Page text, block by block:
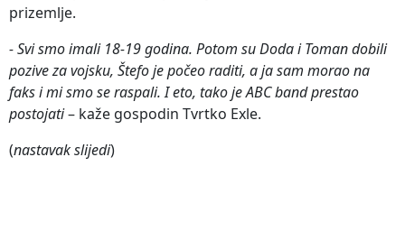
prizemlje.
- Svi smo imali 18-19 godina. Potom su Doda i Toman dobili
pozive za vojsku, Štefo je počeo raditi, a ja sam morao na
faks i mi smo se raspali. I eto, tako je ABC band prestao
postojati– kaže gospodin Tvrtko Exle.
(nastavak slijedi)